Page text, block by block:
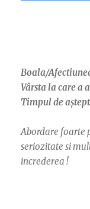
Boala/
Vârsta la care a
Timpul de
Abordare foarte
seriozitate si
increderea !